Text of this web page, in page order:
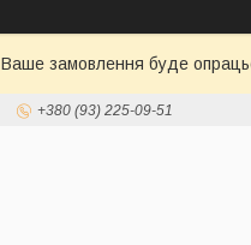
Ваше замовлення буде
+380 (93) 225-09-51